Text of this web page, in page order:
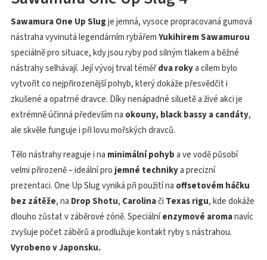
Sawamura One Up Slugje jemná, vysoce propracovaná gumová
nástraha vyvinutá legendárním rybářemYukihirem Sawamurou
speciálně pro situace, kdy jsou ryby pod silným tlakem a běžné
nástrahy selhávají. Její vývoj trval téměřdva rokya cílem bylo
vytvořit co nejpřirozenější pohyb, který dokáže přesvědčit i
zkušené a opatrné dravce. Díky nenápadné siluetě a živé akci je
extrémně účinná především na okouny, black bassy a candáty,
ale skvěle funguje i při lovu mořských dravců.
Tělo nástrahy reaguje i na minimální pohyba ve vodě působí
velmi přirozeně – ideální pro jemné technikya precizní
prezentaci. One Up Slug vyniká při použití na offsetovém háčku
bez zátěže, na Drop Shotu, Carolinači Texas rigu, kde dokáže
dlouho zůstat v záběrové zóně. Speciálníenzymové aromanavíc
zvyšuje počet záběrů a prodlužuje kontakt ryby s nástrahou.
Vyrobeno v Japonsku.